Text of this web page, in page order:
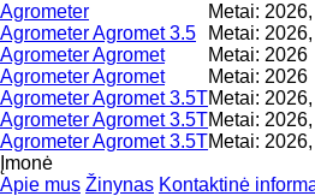
Agrometer Metai:
Agrometer Agromet 3.5
Metai:
Agrometer Agromet
Metai: 2026
Agrometer Agromet
Metai: 2026
Agrometer Agromet 3.5TMetai:
Agrometer Agromet 3.5TMetai:
Agrometer Agromet 3.5TMetai:
Įmonė
Apie mus Žinynas Kontaktinė